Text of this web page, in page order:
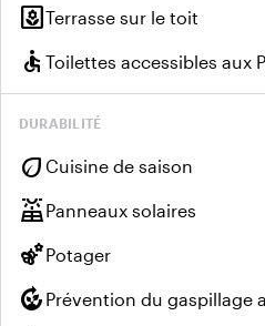
yardTerrasse sur le toit
accessible Toilettes accessibles aux
DURABILITÉ
eco Cuisine de saison
solar_powerPanneaux solaires
emoji_naturePotager
compost Prévention du gaspillage